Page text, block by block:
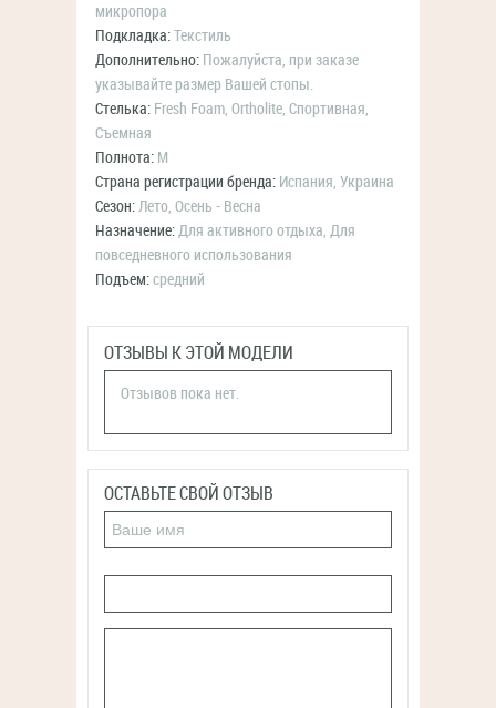
микропора
Подкладка:Текстиль
Дополнительно: Пожалуйста, при заказе
указывайте размер Вашей стопы.
Стелька: Fresh Foam, Ortholite, Спортивная,
Съемная
Полнота: M
Страна регистрации бренда: Испания, Украина
Сезон:Лето, Осень - Весна
Назначение:Для активного отдыха, Для
повседневного использования
Подъем:средний
ОТЗЫВЫ К ЭТОЙ МОДЕЛИ
Отзывов пока нет.
ОСТАВЬТЕ СВОЙ ОТЗЫВ